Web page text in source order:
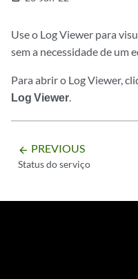
Use o Log Viewer para
sem a necessidade de um
Para abrir o Log Viewer,
Log Viewer.
arrow_backward PREVIOUS
Status do serviço